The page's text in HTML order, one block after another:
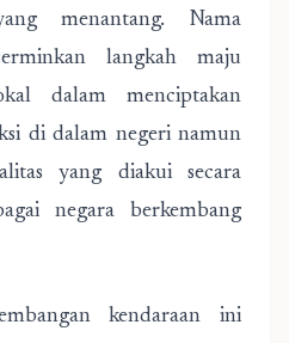
menantang. Nama
langkah maju
dalam menciptakan
di dalam negeri namun
yang diakui secara
negara berkembang
kendaraan ini